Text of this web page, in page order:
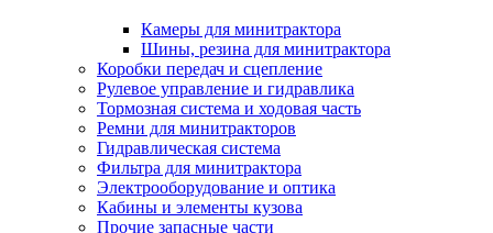
Камеры для минитрактора
Шины, резина для минитрактора
Коробки передач и сцепление
Рулевое управление и гидравлика
Тормозная система и ходовая часть
Ремни для минитракторов
Гидравлическая система
Фильтра для минитрактора
Электрооборудование и оптика
Кабины и элементы кузова
Прочие запасные части